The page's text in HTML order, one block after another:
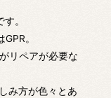
。
。
リペアが必要な
み方が色々とあ